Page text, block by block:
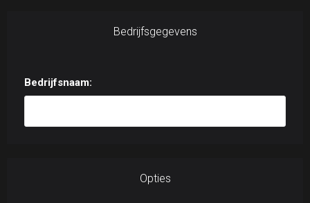
Bedrijfsgegevens
Bedrijfsnaam:
Opties